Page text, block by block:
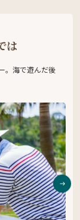
は
。海で遊んだ後